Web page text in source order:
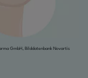
GmbH, Bilddatenbank Novartis